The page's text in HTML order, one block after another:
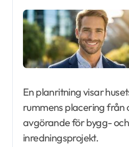
En planritning visar
rummens placering från
avgörande för bygg- och
inredningsprojekt.